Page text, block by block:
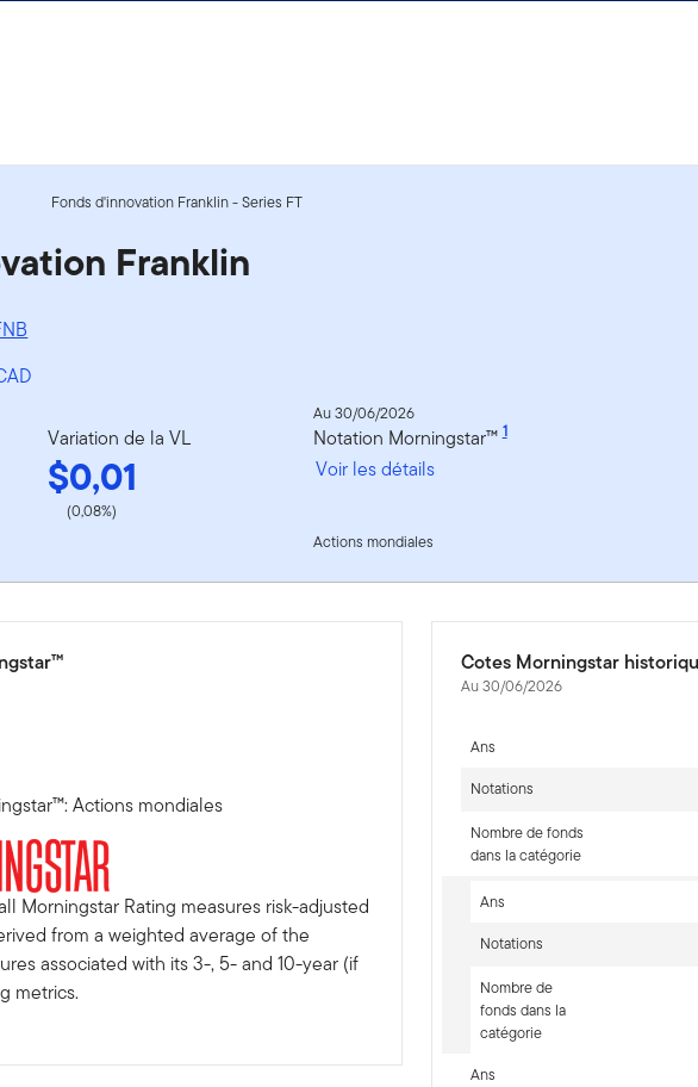
Fonds d'innovation Franklin - Series FT
Franklin
Variation de la VL
$0,01
(0,08%)
Au 30/06/2026
Notation Morningstar™1
Voir les détails
Actions mondiales
Actions mondiales
Morningstar Rating measures risk-adjusted
from a weighted average of the
associated with its 3-, 5- and 10-year (if
metrics.
Cotes Morningstar
Au 30/06/2026
Ans
Notations
Nombre de fonds
dans la catégorie
Ans
Notations
Nombre de
fonds dans la
catégorie
Ans